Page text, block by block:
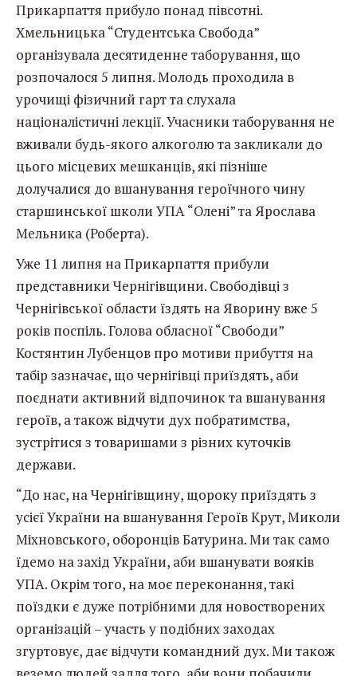
Прикарпаття прибуло понад півсотні.
Хмельницька “Студентська Свобода”
організувала десятиденне таборування, що
розпочалося 5 липня. Молодь проходила в
урочищі фізичний гарт та слухала
націоналістичні лекції. Учасники таборування не
вживали будь-якого алкоголю та закликали до
цього місцевих мешканців, які пізніше
долучалися до вшанування героїчного чину
старшинської школи УПА “Олені” та Ярослава
Мельника (Роберта).
Уже 11 липня на Прикарпаття прибули
представники Чернігівщини. Свободівці з
Чернігівської области їздять на Яворину вже 5
років поспіль. Голова обласної “Свободи”
Костянтин Лубенцов про мотиви прибуття на
табір зазначає, що чернігівці приїздять, аби
поєднати активний відпочинок та вшанування
героїв, а також відчути дух побратимства,
зустрітися з товаришами з різних куточків
держави.
“До нас, на Чернігівщину, щороку приїздять з
усієї України на вшанування Героїв Крут, Миколи
Міхновського, оборонців Батурина. Ми так само
їдемо на захід України, аби вшанувати вояків
УПА. Окрім того, на моє переконання, такі
поїздки є дуже потрібними для новостворених
організацій – участь у подібних заходах
згуртовує, дає відчути командний дух. Ми також